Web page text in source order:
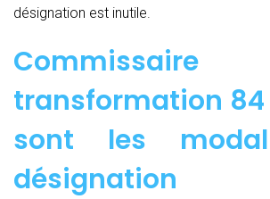
désignation est inutile.
transformation 84
sont les
désignation